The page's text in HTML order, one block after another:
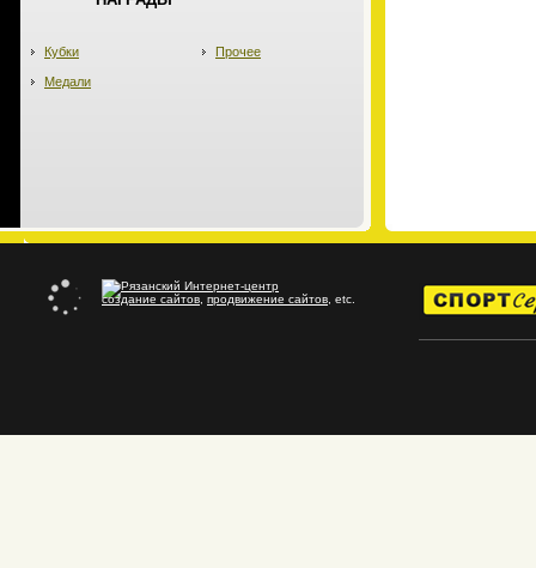
Кубки
Медали
Прочее
создание сайтов продвижение сайтов , etc.